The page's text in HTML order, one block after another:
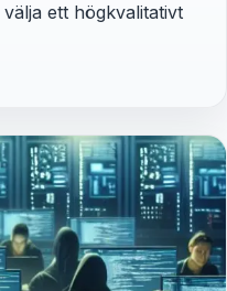
ett högkvalitativt